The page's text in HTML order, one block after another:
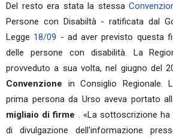
Del resto era stata la stessa
Persone con Disabiltà - ratificata dal
Legge 18/09 - ad aver previsto questa
delle persone con disabilità. La
provveduto a sua volta, nel giugno del
Convenzione in Consiglio Regionale.
prima persona da Urso aveva portato
migliaio di firme . «La sottoscrizione
di divulgazione dell'informazione